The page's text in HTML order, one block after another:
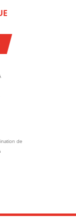
de